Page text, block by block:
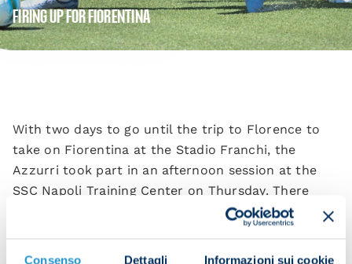
Consenso Dettagli Informazioni sui cookie
FIRING UP FOR FIORENTINA
With two days to go until the trip to Florence to
take on Fiorentina at the Stadio Franchi, the
Azzurri took part in an afternoon session at the
SSC Napoli Training Center on Thursday. There
were technical and tactical drills aplenty.